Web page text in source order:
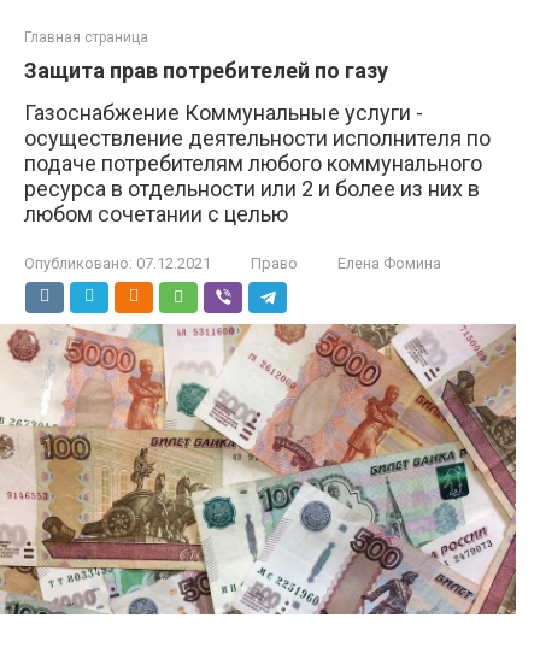
Главная страница
Защита прав потребителей по газу
Газоснабжение Коммунальные услуги -
осуществление деятельности исполнителя по
подаче потребителям любого коммунального
ресурса в отдельности или 2 и более из них в
любом сочетании с целью
Опубликовано: 07.12.2021 Право Елена Фомина